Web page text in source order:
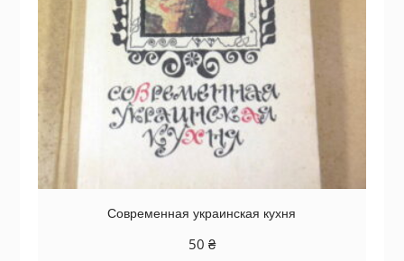
Современная украинская кухня
50 ₴